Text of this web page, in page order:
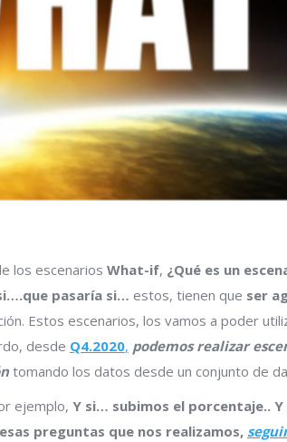
los escenarios What-if, ¿Qué es un
pasaría si… estos, tienen que ser
Estos escenarios, los vamos a poder
desde Q4.2020, podemos realizar
tomando los datos desde un conjunto de
ejemplo, Y si… subimos el porcentaje..
preguntas que nos realizamos,